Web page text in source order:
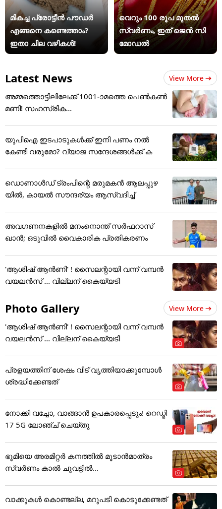
മികച്ച പ്രോട്ടീൻ പൗഡർ
എങ്ങനെ കണ്ടെത്താം?
ഇതാ ചില വഴികൾ!
വെറും 100 രൂപ മുതല്‍
സ്വർണം, ഇത് ജെൻ സി
മോഡൽ
Latest News View More
അമ്മത്തൊട്ടിലിലേക്ക് 1001-ാമത്തെ പെൺകൺ
മണി! സഹസ്രിക...
യുപിഐ ഇടപാടുകൾക്ക് ഇനി പണം നൽ
കേണ്ടി വരുമോ? വ്യാജ സന്ദേശങ്ങൾക്ക് ക
ഡൊണാൾ‍ഡ് ട്രംപിന്റെ മരുമകൻ ആലപ്പുഴ
യിൽ, കായൽ സൗന്ദര്യം ആസ്വദിച്ച്
അവഗണനകളില്‍ മനംനൊന്ത് സര്‍ഫറാസ്
ഖാന്‍; ഒടുവില്‍ വൈകാരിക പ്രതികരണം
'ആശിഷ് ആൻണി' ! സൈലന്റായി വന്ന് വമ്പൻ
വയലൻസ് ... വില്ലന് കൈയ്യടി
Photo Gallery View More
'ആശിഷ് ആൻണി' ! സൈലന്റായി വന്ന് വമ്പൻ
വയലൻസ് ... വില്ലന് കൈയ്യടി
പ്രളയത്തിന് ശേഷം വീട് വൃത്തിയാക്കുമ്പോൾ
ശ്രദ്ധിക്കേണ്ടത്
നോക്കി വച്ചോ, വാങ്ങാൻ ഉപകാരപ്പെടും! റെഡ്മി
17 5G ലോഞ്ച് ചെയ്തു
ഭൂമിയെ അരമിറ്റർ കനത്തിൽ മൂടാൻമാത്രം
സ്വർണം കാൽ ചുവട്ടിൽ...
വാക്കുകൾ കൊണ്ടല്ല, മറുപടി കൊടുക്കേണ്ടത്